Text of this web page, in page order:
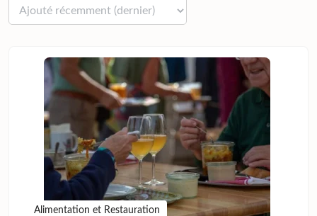
Alimentation et Restauration